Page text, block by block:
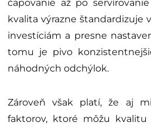
čapovanie až po
kvalita výrazne štandardizuje
investíciám a presne
tomu je pivo
náhodných odchýlok.
Zároveň však platí, že aj
faktorov, ktoré môžu